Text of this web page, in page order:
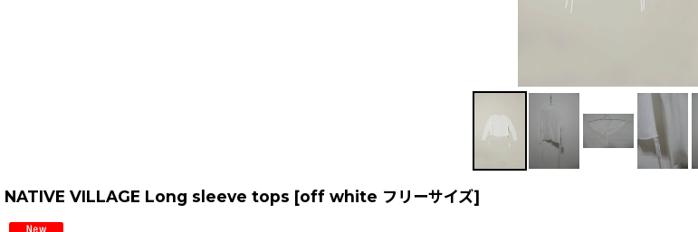
NATIVE VILLAGE Long sleeve tops [off white フリーサイズ]